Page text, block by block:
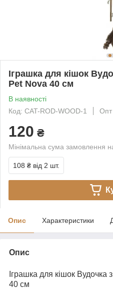
Іграшка для кішок
Pet Nova 40 см
В наявності
Код: CAT-ROD-WOOD-1
Опт
120 ₴
Мінімальна сума замовлення
108 ₴ від 2 шт.
Опис Характеристики
Опис
Іграшка для кішок
40 см